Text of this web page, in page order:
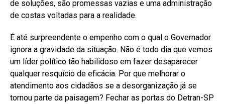
de soluções, são promessas vazias e uma administração
de costas voltadas para a realidade.
É até surpreendente o empenho com o qual o Governador
ignora a gravidade da situação. Não é todo dia que vemos
um líder político tão habilidoso em fazer desaparecer
qualquer resquício de eficácia. Por que melhorar o
atendimento aos cidadãos se a desorganização já se
tornou parte da paisagem? Fechar as portas do Detran-SP